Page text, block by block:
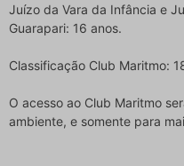
Juízo da Vara da Infância e
Guarapari: 16 anos.
Classificação Club Maritmo:
O acesso ao Club Maritmo
ambiente, e somente para